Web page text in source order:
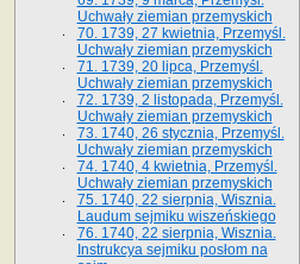
Uchwały ziemian przemyskich
70. 1739, 27 kwietnia, Przemyśl.
Uchwały ziemian przemyskich
71. 1739, 20 lipca, Przemyśl.
Uchwały ziemian przemyskich
72. 1739, 2 listopada, Przemyśl.
Uchwały ziemian przemyskich
73. 1740, 26 stycznia, Przemyśl.
Uchwały ziemian przemyskich
74. 1740, 4 kwietnia, Przemyśl.
Uchwały ziemian przemyskich
75. 1740, 22 sierpnia, Wisznia.
Laudum sejmiku wiszeńskiego
76. 1740, 22 sierpnia, Wisznia.
Instrukcya sejmiku posłom na